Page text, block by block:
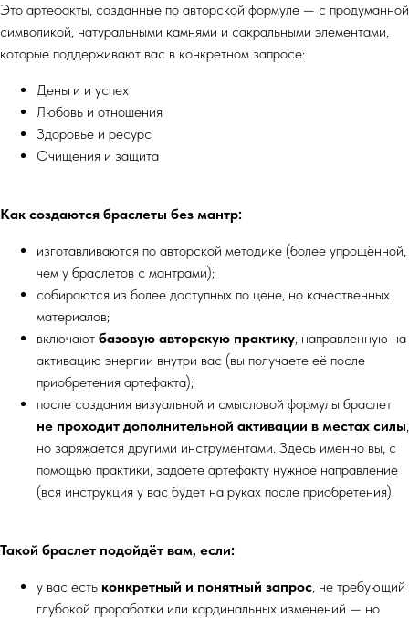
Это артефакты, созданные по авторской формуле — с продуманной
символикой, натуральными камнями и сакральными элементами,
которые поддерживают вас в конкретном запросе:
Деньги и успех
Любовь и отношения
Здоровье и ресурс
Очищения и защита
Как создаются браслеты без мантр:
изготавливаются по авторской методике (более упрощённой,
чем у браслетов с мантрами);
собираются из более доступных по цене, но качественных
материалов;
включают базовую авторскую практику, направленную на
активацию энергии внутри вас (вы получаете её после
приобретения артефакта);
после создания визуальной и смысловой формулы браслет
не проходит дополнительной активации в местах силы,
но заряжается другими инструментами. Здесь именно вы, с
помощью практики, задаёте артефакту нужное направление
(вся инструкция у вас будет на руках после приобретения).
Такой браслет подойдёт вам, если:
у вас есть конкретный и понятный запрос, не требующий
глубокой проработки или кардинальных изменений — но